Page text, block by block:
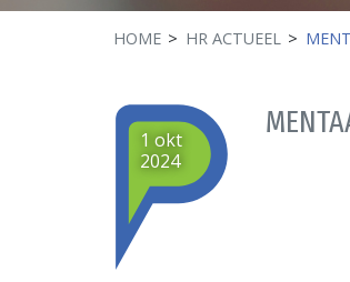
HOME HR ACTUEEL
1 okt
2024